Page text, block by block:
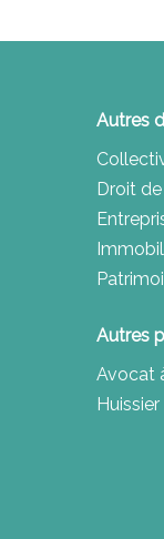
Autres
Droit
Autres
Avocat